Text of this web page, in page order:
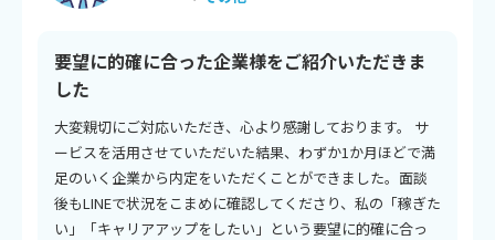
要望に的確に合った企業様をご紹介いただきま
した
大変親切にご対応いただき、心より感謝しております。 サ
ービスを活用させていただいた結果、わずか1か月ほどで満
足のいく企業から内定をいただくことができました。面談
後もLINEで状況をこまめに確認してくださり、私の「稼ぎた
い」「キャリアアップをしたい」という要望に的確に合っ